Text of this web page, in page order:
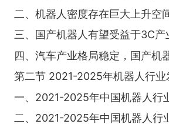
二、机器人密度存在巨大上升空
三、国产机器人有望受益于3C产
四、汽车产业格局稳定，国产机
第二节 2021-2025年机器人行业
一、2021-2025年中国机器人行
二、2021-2025年中国机器人行